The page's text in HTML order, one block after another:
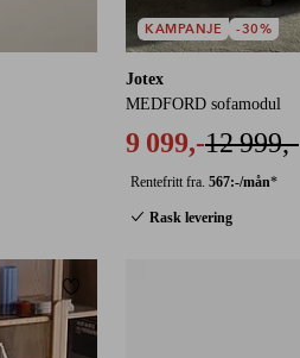
Jotex
MEDFORD sofamodul
9 099,-12 999,-
Rentefritt fra. 567:-/mån*
Rask levering
KAMPANJE -30%
Legg til favoritter